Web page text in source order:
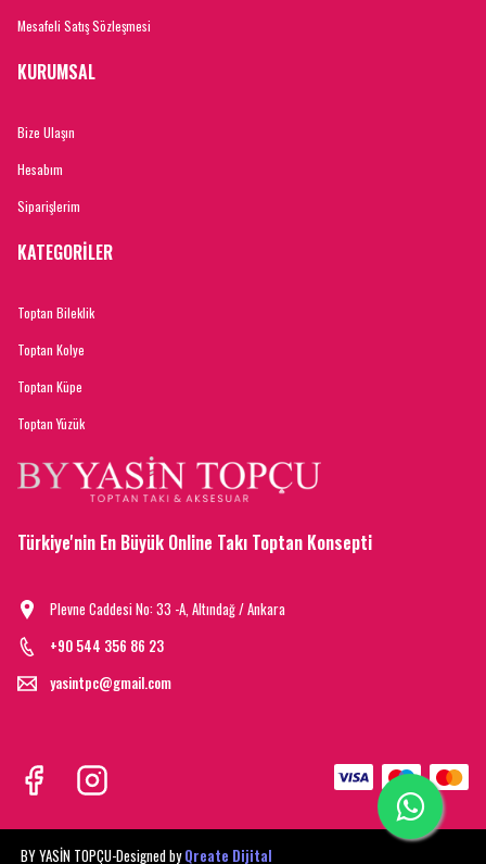
Mesafeli Satış Sözleşmesi
KURUMSAL
Bize Ulaşın
Hesabım
Siparişlerim
KATEGORİLER
Toptan Bileklik
Toptan Kolye
Toptan Küpe
Toptan Yüzük
Türkiye'nin En Büyük Online Takı Toptan Konsepti
Plevne Caddesi No: 33 -A, Altındağ / Ankara
+90 544 356 86 23
yasintpc@gmail.com
BY YASİN TOPÇU-Designed byQreate Dijital